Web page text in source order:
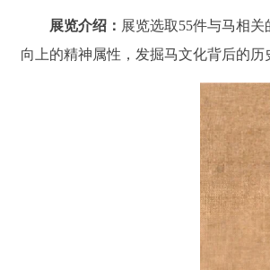
展览介绍： 展览选取55件与马相
向上的精神属性，发掘马文化背后的历